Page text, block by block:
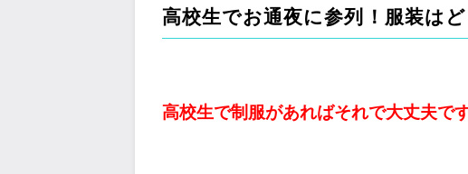
高校生でお通夜に参列！服装は
高校生で制服があればそれで大丈夫です